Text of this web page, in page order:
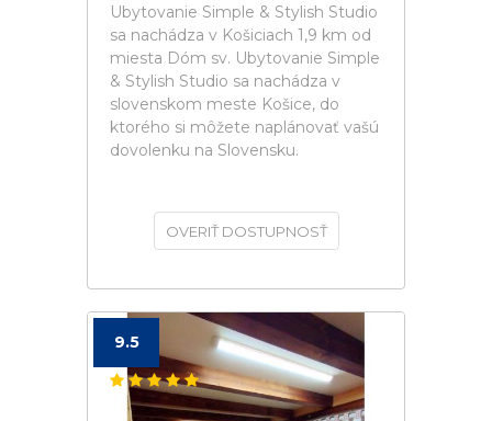
Ubytovanie Simple & Stylish Studio
sa nachádza v Košiciach 1,9 km od
miesta Dóm sv. Ubytovanie Simple
& Stylish Studio sa nachádza v
slovenskom meste Košice, do
ktorého si môžete naplánovať vašú
dovolenku na Slovensku.
OVERIŤ DOSTUPNOSŤ
9.5